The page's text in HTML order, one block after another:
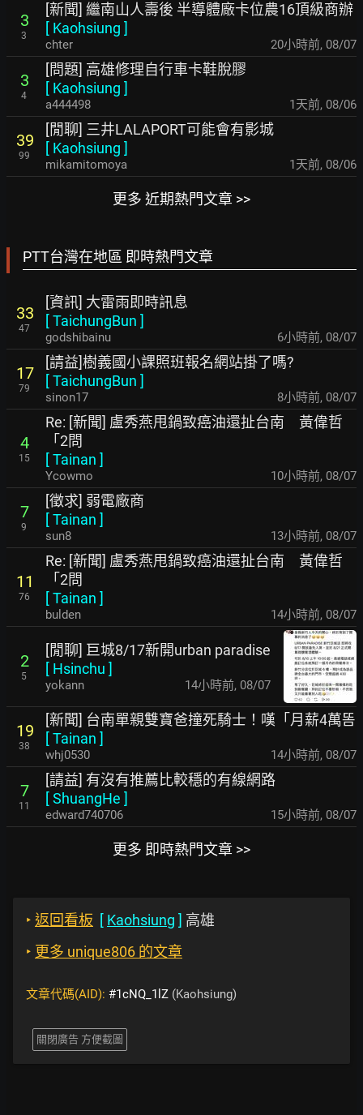
3
3
[新聞] 繼南山人壽後 半導體廠卡位農16頂級商辦
[ Kaohsiung ]
chter 20小時前, 08/07
3
4
[問題] 高雄修理自行車卡鞋脫膠
[ Kaohsiung ]
a444498 1天前, 08/06
39
99
[閒聊] 三井LALAPORT可能會有影城
[ Kaohsiung ]
mikamitomoya 1天前, 08/06
更多 近期熱門文章 >>
PTT台灣在地區 即時熱門文章
33
47
[資訊] 大雷雨即時訊息
[TaichungBun ]
godshibainu 6小時前, 08/07
17
79
[請益]樹義國小課照班報名網站掛了嗎?
[TaichungBun ]
sinon17 8小時前, 08/07
4
15
Re: [新聞] 盧秀燕甩鍋致癌油還扯台南 黃偉哲
「2問
[Tainan ]
Ycowmo 10小時前, 08/07
7
9
[徵求] 弱電廠商
[Tainan ]
sun8 13小時前, 08/07
11
76
Re: [新聞] 盧秀燕甩鍋致癌油還扯台南 黃偉哲
「2問
[Tainan ]
bulden 14小時前, 08/07
2
5
[閒聊] 巨城8/17新開urban paradise
[ Hsinchu ]
yokann 14小時前, 08/07
19
38
[新聞] 台南單親雙寶爸撞死騎士！嘆「月薪4萬똠
[Tainan ]
whj0530 14小時前, 08/07
7
11
[請益] 有沒有推薦比較穩的有線網路
[ShuangHe ]
edward740706 15小時前, 08/07
更多 即時熱門文章 >>
‣ 返回看板 [ Kaohsiung ] 高雄
‣ 更多 unique806 的文章
文章代碼(AID): #1cNQ_1lZ (Kaohsiung)
關閉廣告 方便截圖